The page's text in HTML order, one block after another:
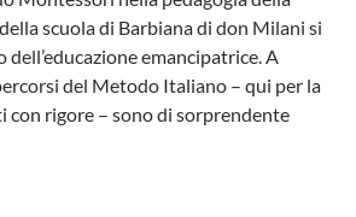
scuola di Barbiana di don Milani si
emancipatrice. A
del Metodo Italiano – qui per la
rigore – sono di sorprendente